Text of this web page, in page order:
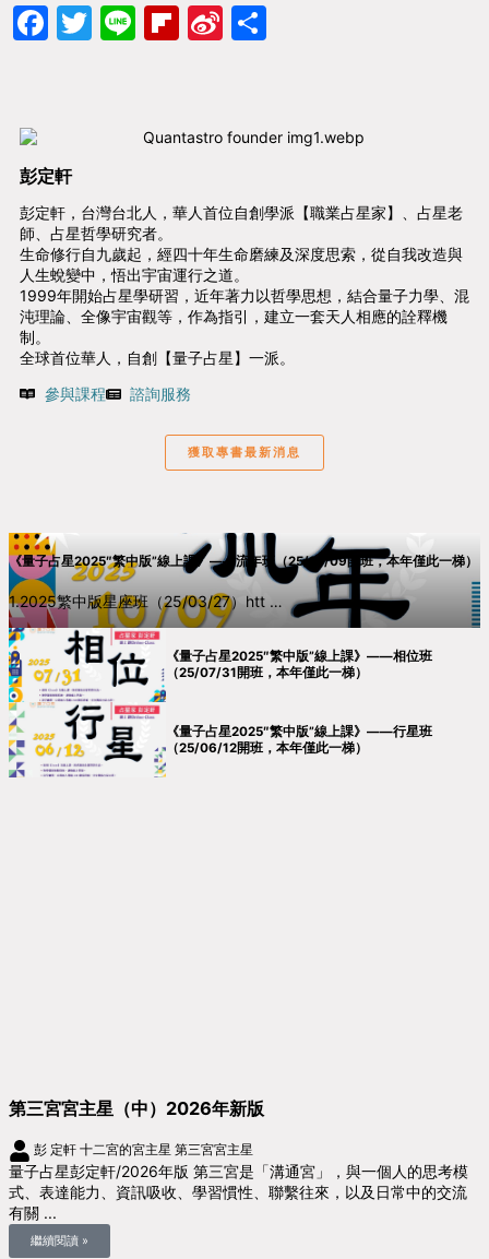
Facebook
Twitter
LineFlipboard
Sina
彭定軒
彭定軒，台灣台北人，華人首位自創學派【職業占星家】、占星老
師、占星哲學研究者。
生命修行自九歲起，經四十年生命磨練及深度思索，從自我改造與
人生蛻變中，悟出宇宙運行之道。
1999年開始占星學研習，近年著力以哲學思想，結合量子力學、混
沌理論、全像宇宙觀等，作為指引，建立一套天人相應的詮釋機
制。
全球首位華人，自創【量子占星】一派。
參與課程
諮詢服務
獲取專書最新消息
《量子占星2025″繁中版”線上課》——流年班（25/10/09開班，本年僅此一梯）
1.2025繁中版星座班（25/03/27）htt …
《量子占星2025″繁中版”線上課》——相位班
（25/07/31開班，本年僅此一梯）
《量子占星2025″繁中版”線上課》——行星班
（25/06/12開班，本年僅此一梯）
第三宮宮主星（中）2026年新版
彭 定軒 十二宮的宮主星 第三宮宮主星
量子占星彭定軒/2026年版 第三宮是「溝通宮」，與一個人的思考模
式、表達能力、資訊吸收、學習慣性、聯繫往來，以及日常中的交流
有關 ...
繼續閱讀 »